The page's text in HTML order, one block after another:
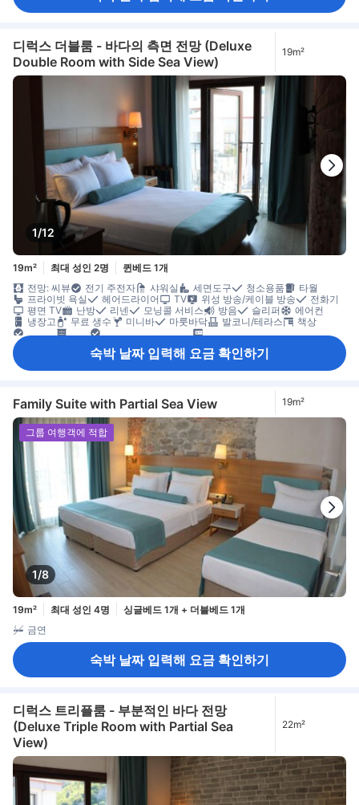
디럭스 더블룸 - 바다의 측면 전망 (Deluxe
Double Room with Side Sea View)
19m²
1/12
19m² 최대 성인 2명
퀸베드 1개
전망: 씨뷰
전기 주전자 샤워실 세면도구 청소용품
타월
프라이빗 욕실
헤어드라이어 TV 위성 방송/케이블 방송
전화기
평면 TV
난방 리넨 모닝콜 서비스 방음 슬리퍼
에어컨
냉장고
무료 생수 미니바 마룻바닥 발코니/테라스
책상
휴지통
옷장 유아용 침대(요청 시) 객실 내 안전 금고
숙박 날짜 입력해 요금 확인하기
Family Suite with Partial Sea View 19m²
1/8
그룹 여행객에 적합
19m² 최대 성인 4명
싱글베드 1개 + 더블베드 1개
금연
숙박 날짜 입력해 요금 확인하기
디럭스 트리플룸 - 부분적인 바다 전망
(Deluxe Triple Room with Partial Sea
View)
22m²